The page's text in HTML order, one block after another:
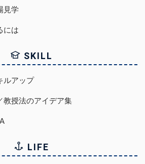
見学
には
SKILL
ルアップ
教授法のアイデア集
LIFE